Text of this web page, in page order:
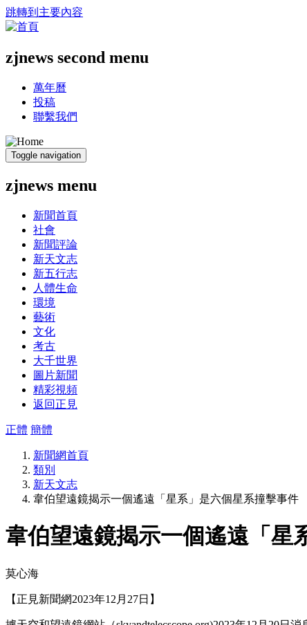
跳轉到主要內容
zjnews second menu
萬年曆
投稿
聯繫我們
Toggle navigation
zjnews menu
新聞首頁
社會
新聞評論
新天文志
新五行志
人體生命
環境
藝術
文化
考古
大千世界
圖片新聞
精彩視頻
返回正見
正體 簡體
新聞網首頁
類別
新天文志
韋伯望遠鏡揭示一個遙遠「星系」是六個星系撞擊事件
韋伯望遠鏡揭示一個遙遠「星
莫心海
【正見新聞網2023年12月27日】